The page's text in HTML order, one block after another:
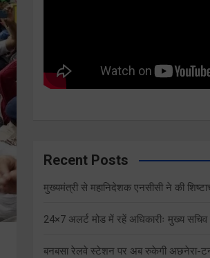
Recent Posts
मुख्यमंत्री से महानिदेशक एनसीसी ने की
24×7 अलर्ट मोड में रहें अधिकारीः मुख्य सचिव
बनबसा रेलवे स्टेशन पर अब रुकेगी अछनेरा-